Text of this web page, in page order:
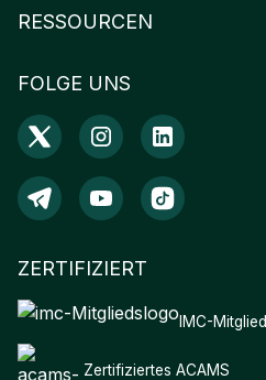
FOLGE UNS
RESSOURCEN
ZERTIFIZIERT
IMC-Mitglied
Zertifiziertes ACAMS